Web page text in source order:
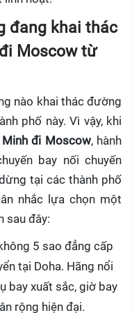
đang khai thác
Moscow từ
nào khai thác đường
phố này. Vì vậy, khi
Minh đi Moscow, hành
bay nối chuyến
tại các thành phố
nhắc lựa chọn một
sau đây:
5 sao đẳng cấp
tại Doha. Hãng nổi
bay xuất sắc, giờ bay
rộng hiện đại.